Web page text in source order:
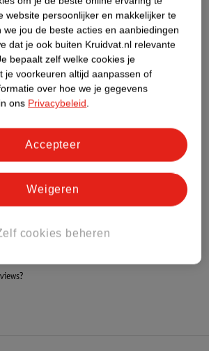
Dit product heeft (nog) geen Nature
Impact Score.
Meer informatie
website persoonlijker en makkelijker te
we jou de beste acties en aanbiedingen
dat je ook buiten Kruidvat.nl relevante
bepaalt zelf welke cookies je
je voorkeuren altijd aanpassen of
over hoe we je gegevens
ons Privacybeleid.
cookies beheren
Weigeren
Accepteer